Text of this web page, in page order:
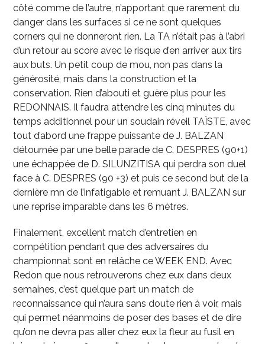
côté comme de l’autre, n’apportant que rarement du
danger dans les surfaces si ce ne sont quelques
corners qui ne donneront rien. La TA n’était pas à l’abri
d’un retour au score avec le risque d’en arriver aux tirs
aux buts. Un petit coup de mou, non pas dans la
générosité, mais dans la construction et la
conservation. Rien d’abouti et guère plus pour les
REDONNAIS. Il faudra attendre les cinq minutes du
temps additionnel pour un soudain réveil TAÏSTE, avec
tout d’abord une frappe puissante de J. BALZAN
détournée par une belle parade de C. DESPRES (90+1)
une échappée de D. SILUNZITISA qui perdra son duel
face à C. DESPRES (90 +3) et puis ce second but de la
dernière mn de l’infatigable et remuant J. BALZAN sur
une reprise imparable dans les 6 mètres.
Finalement, excellent match d’entretien en
compétition pendant que des adversaires du
championnat sont en relâche ce WEEK END. Avec
Redon que nous retrouverons chez eux dans deux
semaines, c’est quelque part un match de
reconnaissance qui n’aura sans doute rien à voir, mais
qui permet néanmoins de poser des bases et de dire
qu’on ne devra pas aller chez eux la fleur au fusil en